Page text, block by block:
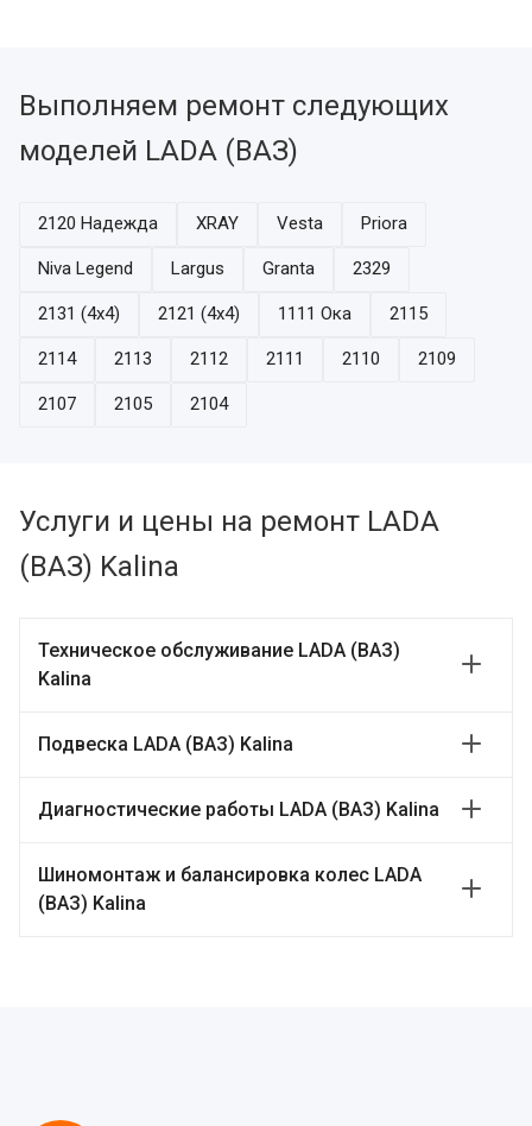
Выполняем ремонт следующих
моделей LADA (ВАЗ)
2120 Надежда XRAY Vesta Priora
Niva Legend Largus Granta 2329
2131 (4x4) 2121 (4x4) 1111 Ока 2115
2114 2113 2112 2111 2110 2109
2107 2105 2104
Услуги и цены на ремонт LADA
(ВАЗ) Kalina
Техническое обслуживание LADA (ВАЗ)
Kalina
Подвеска LADA (ВАЗ) Kalina
Диагностические работы LADA (ВАЗ) Kalina
Шиномонтаж и балансировка колес LADA
(ВАЗ) Kalina